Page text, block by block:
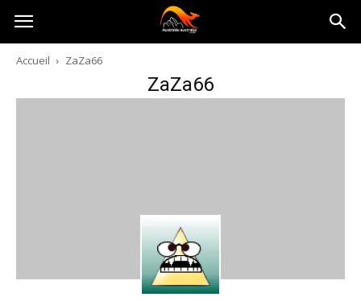
Australia-
australie.com
Accueil ZaZa66
ZaZa66